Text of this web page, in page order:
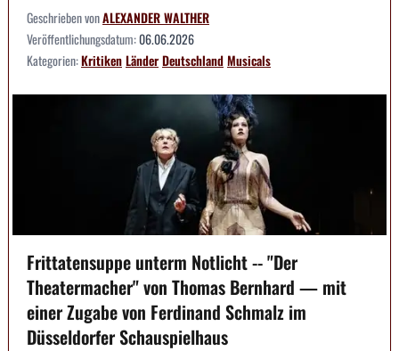
Geschrieben vonALEXANDER WALTHER
Veröffentlichungsdatum:06.06.2026
Kategorien:KritikenLänderDeutschlandMusicals
Frittatensuppe unterm Notlicht -- "Der
Theatermacher" von Thomas Bernhard — mit
einer Zugabe von Ferdinand Schmalz im
Düsseldorfer Schauspielhaus